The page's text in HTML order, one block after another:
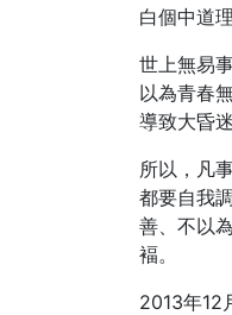
白個中道
世上無易
以為青春
導致大昏迷
所以，凡
都要自我
善、不以
褔。
2013年12